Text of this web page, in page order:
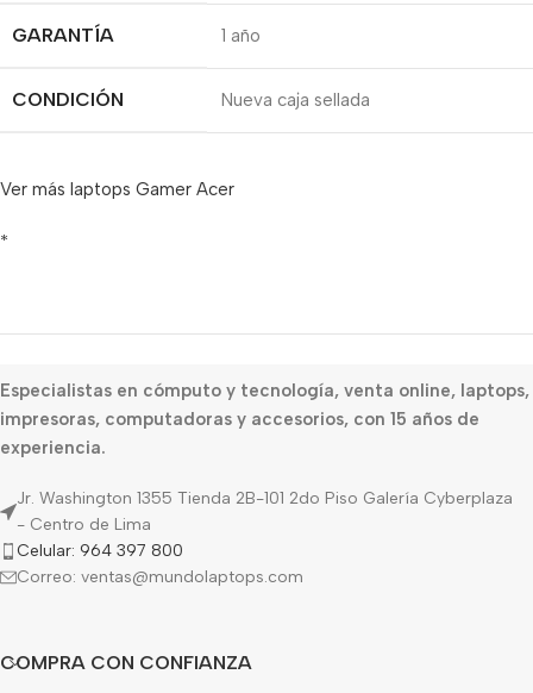
GARANTÍA 1 año
CONDICIÓN Nueva caja sellada
Ver más laptops Gamer Acer
*
Especialistas en cómputo y tecnología, venta online, laptops,
impresoras, computadoras y accesorios, con 15 años de
experiencia.
Jr. Washington 1355 Tienda 2B-101 2do Piso Galería Cyberplaza
- Centro de Lima
Celular: 964 397 800
Correo: ventas@mundolaptops.com
COMPRA CON CONFIANZA